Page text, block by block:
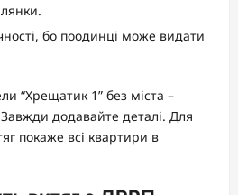
бо поодинці може видати
“Хрещатик 1” без міста –
Завжди додавайте деталі. Для
покаже всі квартири в